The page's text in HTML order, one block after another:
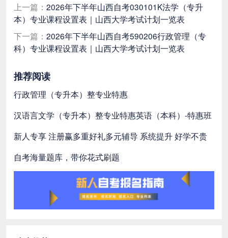
上一篇： 2026年下半年山西自考030101K法学（专升
本）专业课程设置表｜山西大学考试计划一览表
下一篇： 2026年下半年山西自考590206行政管理（专
科）专业课程设置表｜山西大学考试计划一览表
推荐阅读
行政管理（专升本）整专业特惠
汉语言文学（专升本）整专业特惠英语（本科）-特惠班
新人专享 注册赢多重好礼多元辅导 系统提升 好学不贵
自考海量题库，带你花式刷题